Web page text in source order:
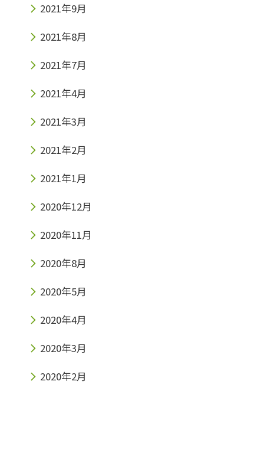
2021年9月
2021年8月
2021年7月
2021年4月
2021年3月
2021年2月
2021年1月
2020年12月
2020年11月
2020年8月
2020年5月
2020年4月
2020年3月
2020年2月